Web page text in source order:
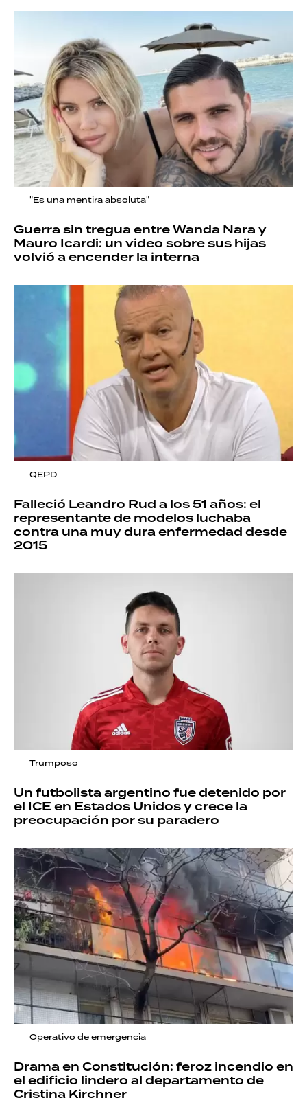
"Es una mentira absoluta"
Guerra sin tregua entre Wanda Nara y
Mauro Icardi: un video sobre sus hijas
volvió a encender la interna
QEPD
Falleció Leandro Rud a los 51 años: el
representante de modelos luchaba
contra una muy dura enfermedad desde
2015
Trumposo
Un futbolista argentino fue detenido por
el ICE en Estados Unidos y crece la
preocupación por su paradero
Operativo de emergencia
Drama en Constitución: feroz incendio en
el edificio lindero al departamento de
Cristina Kirchner